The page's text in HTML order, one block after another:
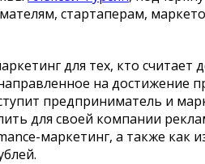
стартаперам,
для тех, кто считает
на достижение
предприниматель и
для своей компании
маркетинг, а также как